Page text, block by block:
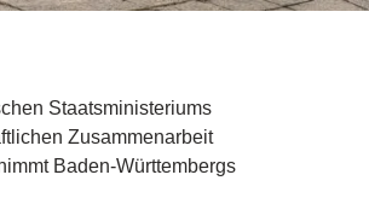
Staatsministeriums
Zusammenarbeit
Baden-Württembergs